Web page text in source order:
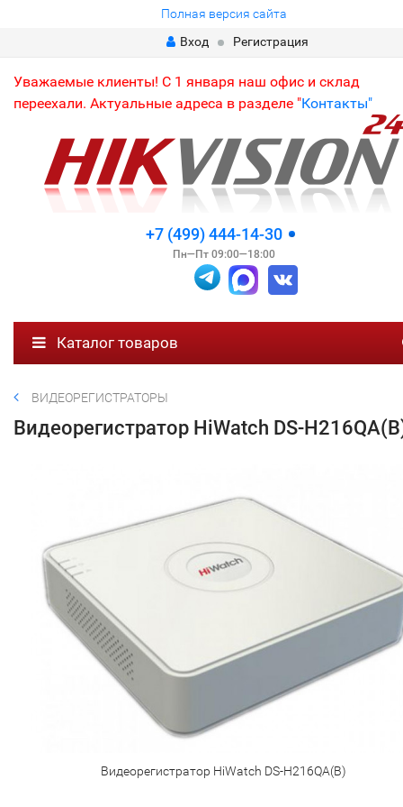
Полная версия сайта
Вход
Регистрация
Уважаемые клиенты! С 1 января наш офис и склад
переехали. Актуальные адреса в разделе "Контакты"
+7 (499) 444-14-30
Пн—Пт 09:00—18:00
Каталог товаров
ВИДЕОРЕГИСТРАТОРЫ
Видеорегистратор HiWatch DS-
Видеорегистратор HiWatch DS-H216QA(B)